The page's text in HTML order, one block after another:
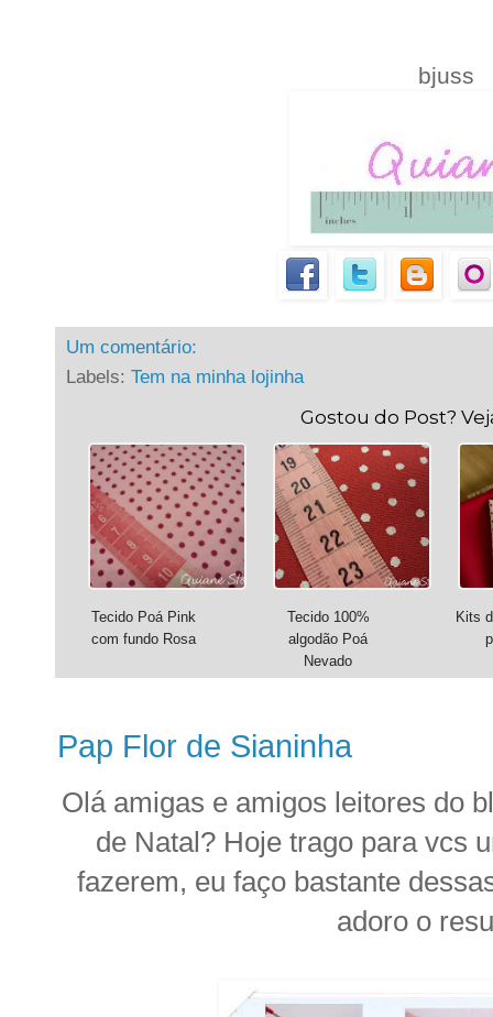
bjuss
Um comentário:
Labels: Tem na minha lojinha
Gostou do Post?
Tecido Poá Pink
com fundo Rosa
Tecido 100%
algodão Poá
Nevado
Kits
Pap Flor de Sianinha
Olá amigas e amigos leitores do
de Natal? Hoje trago para vcs
fazerem, eu faço bastante
adoro o